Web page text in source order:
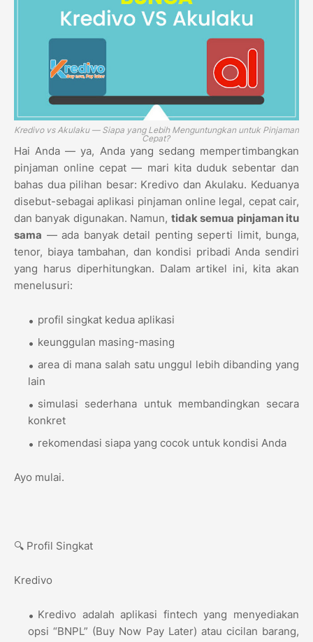
Kredivo vs Akulaku — Siapa yang Lebih Menguntungkan untuk Pinjaman
Cepat?
Hai Anda — ya, Anda yang sedang mempertimbangkan
pinjaman online cepat — mari kita duduk sebentar dan
bahas dua pilihan besar: Kredivo dan Akulaku. Keduanya
disebut-sebagai aplikasi pinjaman online legal, cepat cair,
dan banyak digunakan. Namun, tidak semua pinjaman itu
sama — ada banyak detail penting seperti limit, bunga,
tenor, biaya tambahan, dan kondisi pribadi Anda sendiri
yang harus diperhitungkan. Dalam artikel ini, kita akan
menelusuri:
profil singkat kedua aplikasi
keunggulan masing-masing
area di mana salah satu unggul lebih dibanding yang
lain
simulasi sederhana untuk membandingkan secara
konkret
rekomendasi siapa yang cocok untuk kondisi Anda
Ayo mulai.
🔍 Profil Singkat
Kredivo
Kredivo adalah aplikasi fintech yang menyediakan
opsi “BNPL” (Buy Now Pay Later) atau cicilan barang,